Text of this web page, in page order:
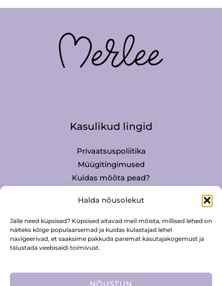
Halda nõusolekut
Jälle need küpsised? Küpsised aitavad meil mõista, millised lehed on
näiteks kõige populaarsemad ja kuidas külastajad lehel
navigeerivad, et saaksime pakkuda paremat kasutajakogemust ja
täiustada veebisaidi toimivust.
NÕUSTUN
Kasulikud lingid
Privaatsuspoliitika
Müügitingimused
Kuidas mõõta pead?
Kontakt
Merlee Digital OÜ